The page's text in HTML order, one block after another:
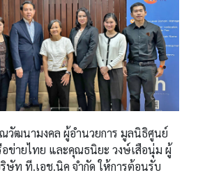
วัฒนามงคล ผู้อำนวยการ มูลนิธิศูนย์
อข่ายไทย และคุณธนิยะ วงษ์เสือนุ่ม ผู้
ษัท ที.เอช.นิค จำกัด ให้การต้อนรับ